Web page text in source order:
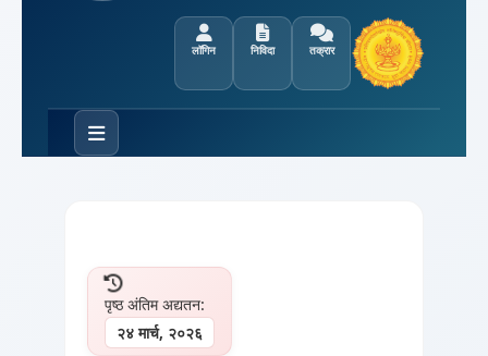
लॉगिन निविदा तक्रार
पृष्ठ अंतिम अद्यतन:
२४ मार्च, २०२६